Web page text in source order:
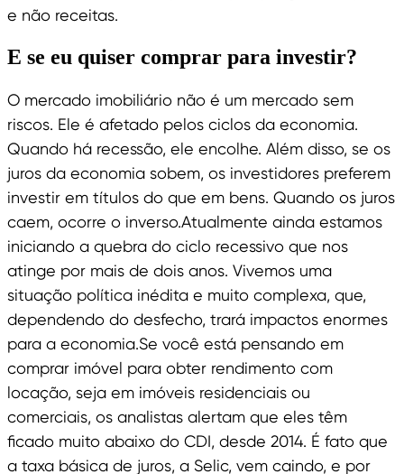
e não receitas.
E se eu quiser comprar para investir?
O mercado imobiliário não é um mercado sem
riscos. Ele é afetado pelos ciclos da economia.
Quando há recessão, ele encolhe. Além disso, se os
juros da economia sobem, os investidores preferem
investir em títulos do que em bens. Quando os juros
caem, ocorre o inverso.Atualmente ainda estamos
iniciando a quebra do ciclo recessivo que nos
atinge por mais de dois anos. Vivemos uma
situação política inédita e muito complexa, que,
dependendo do desfecho, trará impactos enormes
para a economia.Se você está pensando em
comprar imóvel para obter rendimento com
locação, seja em imóveis residenciais ou
comerciais, os analistas alertam que eles têm
ficado muito abaixo do CDI, desde 2014. É fato que
a taxa básica de juros, a Selic, vem caindo, e por